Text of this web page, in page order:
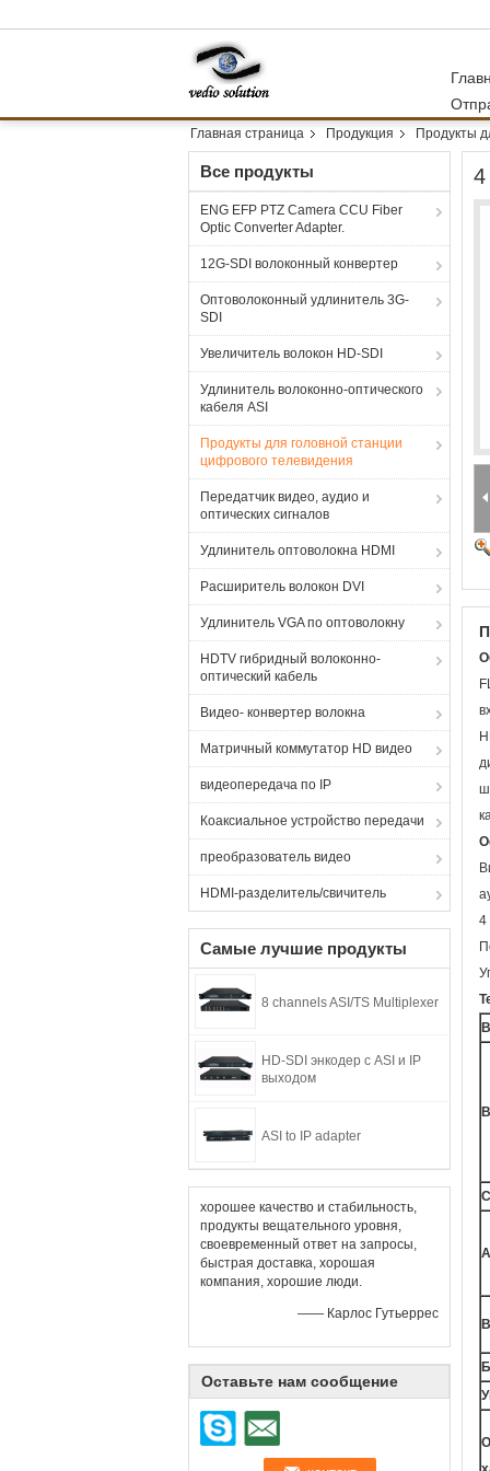
Главная страница Продукция Продукты
Все продукты
ENG EFP PTZ Camera CCU Fiber
Optic Converter Adapter.
12G-SDI волоконный конвертер
Оптоволоконный удлинитель 3G-
SDI
Увеличитель волокон HD-SDI
Удлинитель волоконно-оптического
кабеля ASI
Продукты для головной станции
цифрового телевидения
Передатчик видео, аудио и
оптических сигналов
Удлинитель оптоволокна HDMI
Расширитель волокон DVI
Удлинитель VGA по оптоволокну
HDTV гибридный волоконно-
оптический кабель
Видео- конвертер волокна
Матричный коммутатор HD видео
видеопередача по IP
Коаксиальное устройство передачи
преобразователь видео
HDMI-разделитель/свичитель
Самые лучшие продукты
8 channels ASI/TS Multiplexer
HD-SDI энкодер с ASI и IP
выходом
ASI to IP adapter
хорошее качество и стабильность,
продукты вещательного уровня,
своевременный ответ на запросы,
быстрая доставка, хорошая
компания, хорошие люди.
—— Карлос Гутьеррес
Оставьте нам сообщение
4
4